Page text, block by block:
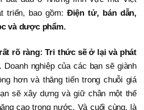
triển, bao gồm: Điện tử, bán dẫn,
và dược phẩm.
rõ ràng: Tri thức sẽ ở lại và phát
Doanh nghiệp của các bạn sẽ giành
hơn và thăng tiến trong chuỗi giá
sẽ xây dựng và giữ chân một thế
cao trong nước. Và cuối cùng, là